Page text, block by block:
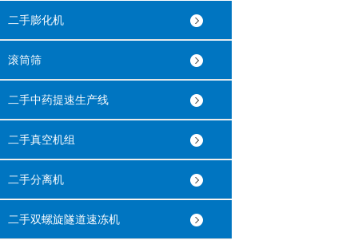
二手膨化机
滚筒筛
二手中药提速生产线
二手真空机组
二手分离机
二手双螺旋隧道速冻机